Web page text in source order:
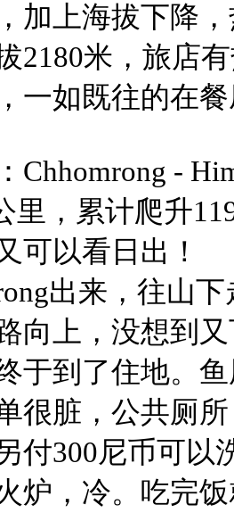
加上海拔下降
2180米，旅店
一如既往的在
Chhomrong -
里，累计爬升
可以看日出！
出来，往山
向上，没想到
于到了住地。
很脏，公共厕
付300尼币可以
炉，冷。吃完